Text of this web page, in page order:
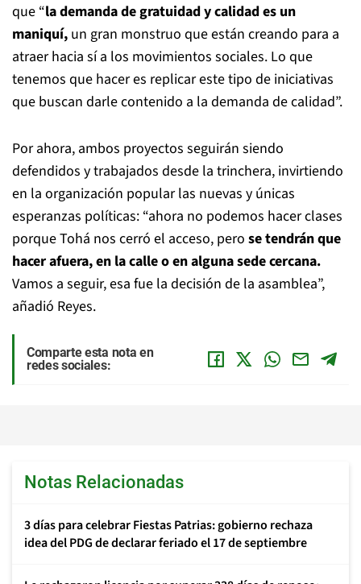
que “la demanda de gratuidad y calidad es un
maniquí, un gran monstruo que están creando para a
atraer hacia sí a los movimientos sociales. Lo que
tenemos que hacer es replicar este tipo de iniciativas
que buscan darle contenido a la demanda de calidad”.
Por ahora, ambos proyectos seguirán siendo
defendidos y trabajados desde la trinchera, invirtiendo
en la organización popular las nuevas y únicas
esperanzas políticas: “ahora no podemos hacer clases
porque Tohá nos cerró el acceso, pero se tendrán que
hacer afuera, en la calle o en alguna sede cercana.
Vamos a seguir, esa fue la decisión de la asamblea”,
añadió Reyes.
Comparte esta nota en
redes sociales:
Notas Relacionadas
3 días para celebrar Fiestas Patrias: gobierno rechaza
idea del PDG de declarar feriado el 17 de septiembre